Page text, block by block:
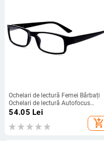
Ochelari de lectură Femei Bărbați
Ochelari de lectură Autofocus
Ochelari prezbiopi Ochelari +1 1,25
1,5 1,75 2 2,25 2,5 2,75 3 3,25 3,5
4,0
54.05 Lei
add_shopping_cart